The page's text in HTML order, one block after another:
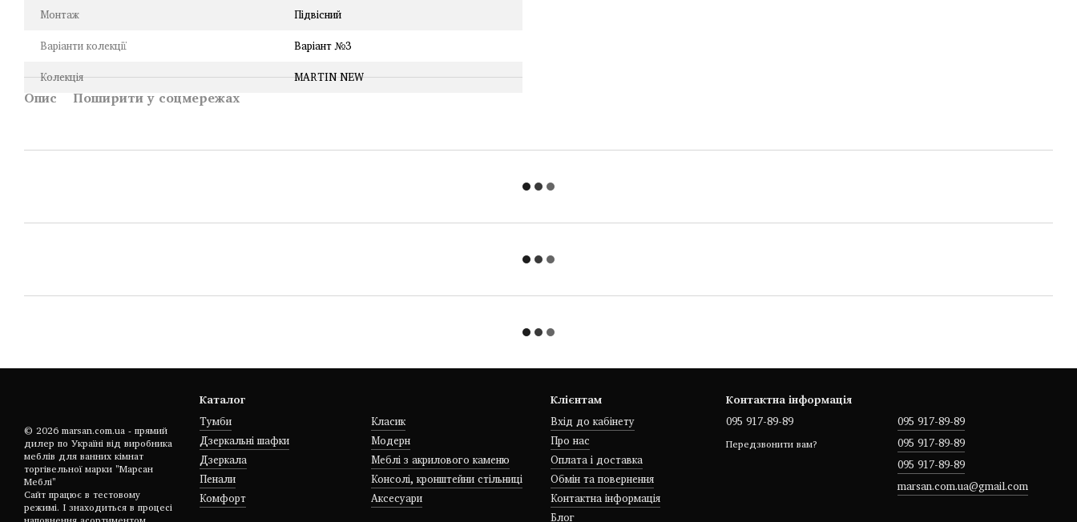
Монтаж
Підвісний
Варіанти колекції
Варіант №3
Колекція
MARTIN NEW
Опис Поширити у соцмережах
© 2026 marsan.com.ua - прямий
дилер по Україні від виробника
меблів для ванних кімнат
торгівельної марки "Марсан
Меблі"
Сайт працює в тестовому
режимі. І знаходиться в процесі
Каталог
Тумби
Дзеркальні шафки
Дзеркала
Пенали
Комфорт
Класик
Модерн
Меблі з акрилового каменю
Консолі, кронштейни стільниці
Аксесуари
Клієнтам
Вхід до кабінету
Про нас
Оплата і доставка
Обмін та повернення
Контактна інформація
Блог
Контактна інформація
095 917-89-89
Передзвонити вам?
095 917-89-89
095 917-89-89
095 917-89-89
marsan.com.ua@gmail.com